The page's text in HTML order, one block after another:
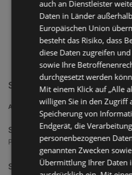
Shell Filialen in der Nähe
ADRESSE
Shell
Petkumer Straße 2, 26725 Emden
Shell
auch an Dienstleister
Daten in Länder
Europäischen Union
besteht das Risiko, dass
diese Daten zugreifen
sowie Ihre
durchgesetzt werden
Mit einem Klick auf „Alle
willigen Sie in den Zugriff
Speicherung von
Endgerät, die
personenbezogenen
genannten Zwecken
Übermittlung Ihrer Daten